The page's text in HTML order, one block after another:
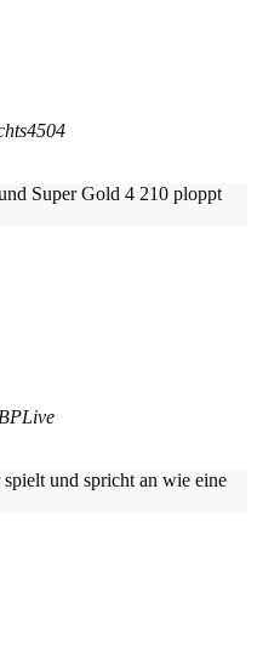
Super Gold 4 210 ploppt
und spricht an wie eine